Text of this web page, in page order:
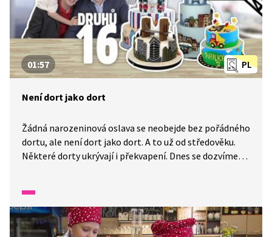
PL
01:57
Není dort jako dort
Žádná narozeninová oslava se neobejde bez pořádného
dortu, ale není dort jako dort. A to už od středověku.
Některé dorty ukrývají i překvapení. Dnes se dozvíme
Dovedete si představit dort, do kterého se vejde celá
kapela?